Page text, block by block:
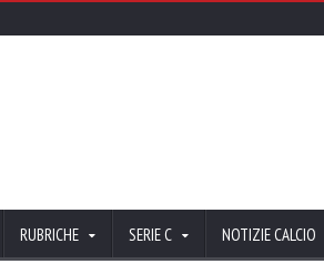
RUBRICHE SERIE C NOTIZIE CALCIO